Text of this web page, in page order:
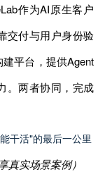
作为AI原生客户
交付与用户身份验
平台，提供Agent
。两者协同，完成
真实场景案例）